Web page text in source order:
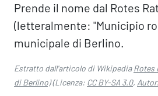
Prende il nome dal Rotes
(letteralmente: "Municipio
municipale di Berlino.
Estratto dall'articolo di WikipediaRotes
di Berlino)(Licenza: CC BY-SA 3.0,